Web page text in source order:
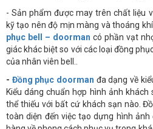
- Sản phẩm được may trên chất liệu
kỹ tạo nên độ mịn màng và thoáng
phục bell – doorman có phần vạt
giác khác biệt so với các loại đồng
của nhân viên bell..
- Đồng phục doorman đa dạng về
Kiểu dáng chuẩn hợp hình ảnh
thể thiếu với bất cứ khách sạn nào.
toàn diện đến việc tạo dựng hình